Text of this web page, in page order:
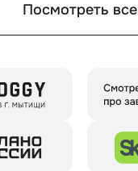
Посмотреть все